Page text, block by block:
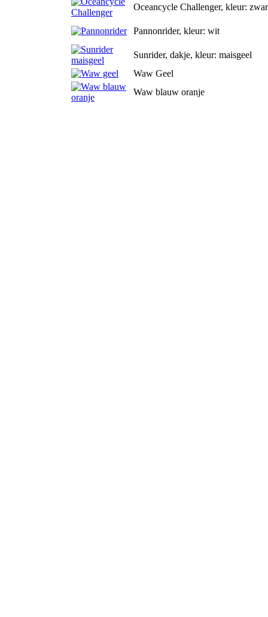
Oceancycle Challenger, kleur:
Pannonrider, kleur: wit
Sunrider, dakje, kleur: maisgeel
Waw Geel
Waw blauw oranje